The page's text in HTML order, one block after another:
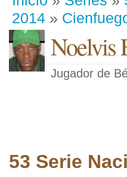
2014 »
Noelvis
Jugador de
53 Serie